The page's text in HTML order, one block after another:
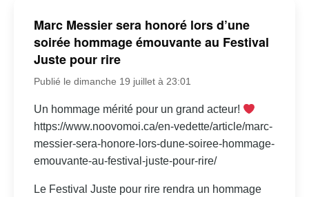
Marc Messier sera honoré lors d’une
soirée hommage émouvante au Festival
Juste pour rire
Publié le dimanche 19 juillet à 23:01
Un hommage mérité pour un grand acteur!
https://www.noovomoi.ca/en-vedette/article/marc-
messier-sera-honore-lors-dune-soiree-hommage-
emouvante-au-festival-juste-pour-rire/
Le Festival Juste pour rire rendra un hommage